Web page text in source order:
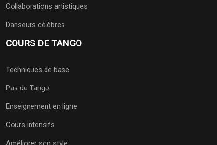
Collaborations artistiques
Danseurs célèbres
COURS DE TANGO
Techniques de base
Pas de Tango
Enseignement en ligne
Cours intensifs
Améliorer son style